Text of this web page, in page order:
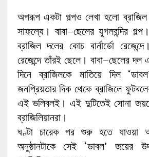
অপরূপ একটা গল্পও লেখা হলো
সাফল্যে। বাবা–ছেলের যুগলবন্দির
ব্রাজিল দলের কোচ বার্নার্ডো
রেজেন্দে তাঁরই ছেলে। বাবা–ছেলের
দিনে ব্রাজিলকে মাতিয়ে দিল
জনপ্রিয়তার দিক থেকে ব্রাজিলে
এই ভলিবলই। এই দুটিতেই সোনা
ব্রাজিলিয়ানরা।
ঘণ্টা চারেক পর শুরু হতে যাওয়া
অনুষ্ঠানটাকে সেই ‘ডাবল’ জয়ের